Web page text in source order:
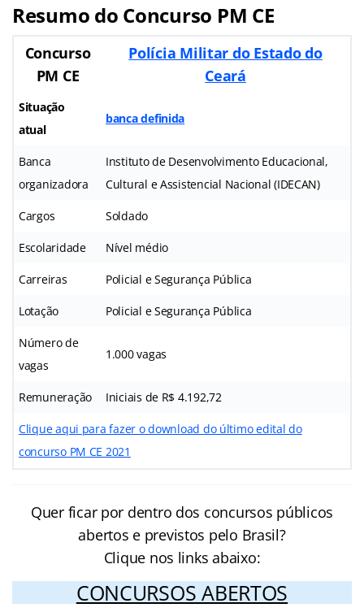
Resumo do Concurso PM CE
Concurso
PM CE
Polícia Militar do Estado do
Ceará
Situação
atual
banca definida
Banca
organizadora
Instituto de Desenvolvimento Educacional,
Cultural e Assistencial Nacional (IDECAN)
Cargos Soldado
Escolaridade Nível médio
Carreiras Policial e Segurança Pública
Lotação Policial e Segurança Pública
Número de
vagas
1.000 vagas
Remuneração Iniciais de R$ 4.192,72
Clique aqui para fazer o download do último edital do
concurso PM CE 2021
Quer ficar por dentro dos concursos públicos
abertos e previstos pelo Brasil?
Clique nos links abaixo:
CONCURSOS ABERTOS